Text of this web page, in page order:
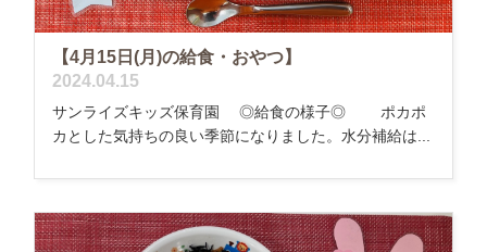
【4月15日(月)の給食・おやつ】
2024.04.15
サンライズキッズ保育園 ◎給食の様子◎ ポカポ
カとした気持ちの良い季節になりました。水分補給は...